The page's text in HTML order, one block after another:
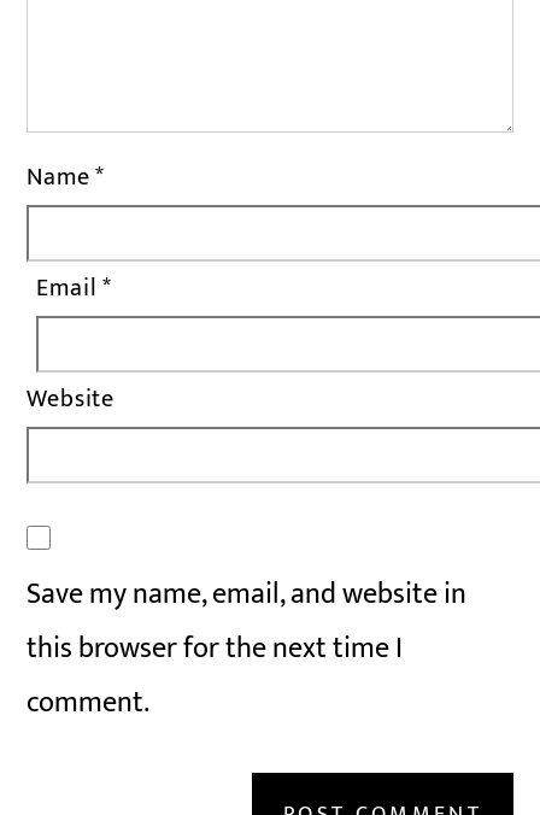
Name*
Email*
Website
Save my name, email, and website in
this browser for the next time I
comment.